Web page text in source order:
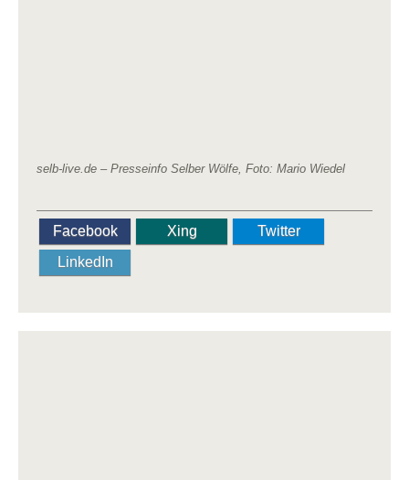
selb-live.de – Presseinfo Selber Wölfe, Foto: Mario Wiedel
Facebook Xing
Twitter
LinkedIn